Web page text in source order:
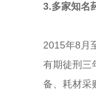
3.多家知名
2015年8月
有期徒刑三
备、耗材采